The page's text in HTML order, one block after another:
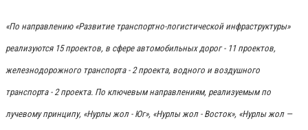
«По направлению «Развитие транспортно-логистической инфраструктуры»
реализуются 15 проектов, в сфере автомобильных дорог - 11 проектов,
железнодорожного транспорта - 2 проекта, водного и воздушного
транспорта - 2 проекта. По ключевым направлениям, реализуемым по
лучевому принципу, «Нурлы жол - Юг», «Нурлы жол - Восток», «Нурлы жол —